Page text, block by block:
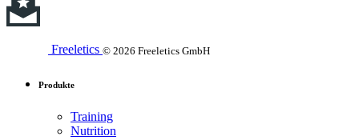
Freeletics © 2026 Freeletics GmbH
Produkte
Training
Nutrition